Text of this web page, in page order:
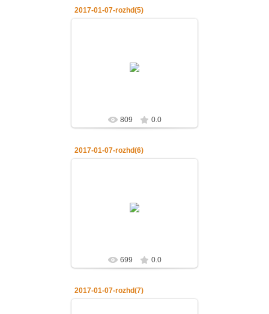
2017-01-07-rozhd(5)
07.01.2017.Рождество Господа
нашего Иисуса Христа
809 0.0
2017-01-07-rozhd(6)
07.01.2017.Рождество Господа
нашего Иисуса Христа
699 0.0
2017-01-07-rozhd(7)